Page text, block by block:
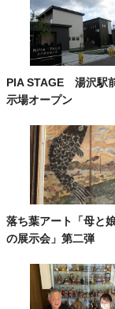
PIA STAGE 湯沢駅
示場オープン
落ち葉アート「母と
の展示会」第二弾